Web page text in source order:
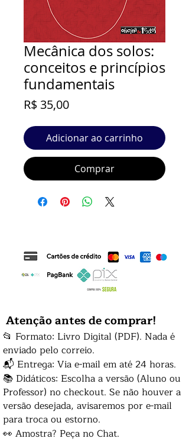
Mecânica dos solos:
conceitos e princípios
fundamentais
R$ 35,00Preço
Adicionar ao carrinho
Comprar
Atenção antes de comprar!
📂 Formato: Livro Digital (PDF). Nada é
enviado pelo correio.
📬 Entrega: Via e-mail em até 24 horas.
📚 Didáticos: Escolha a versão (Aluno ou
Professor) no checkout. Se não houver a
versão desejada, avisaremos por e-mail
para troca ou estorno.
👀 Amostra? Peça no Chat.